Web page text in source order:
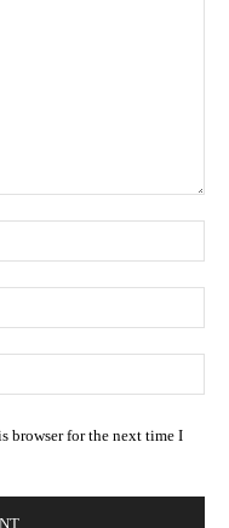
browser for the next time I